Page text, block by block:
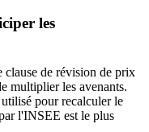
les
clause de révision de prix
multiplier les avenants.
pour recalculer le
l'INSEE est le plus